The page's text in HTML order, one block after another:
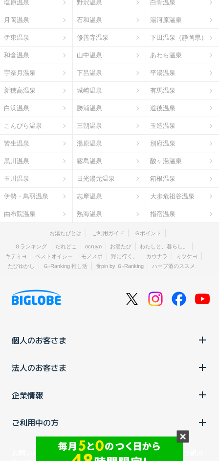
塩原温泉 野沢温泉 白骨温泉
月岡温泉 石和温泉 湯河原温泉
伊東温泉 修善寺温泉 下田温泉（静岡県）
和倉温泉 山中温泉 あわら温泉
宇奈月温泉 下呂温泉 平湯温泉
新穂高温泉 城崎温泉 有馬温泉
白浜温泉 勝浦温泉 道後温泉
こんぴら温泉 三朝温泉 玉造温泉
皆生温泉 湯原温泉 別府温泉
黒川温泉 霧島温泉 酸ヶ湯温泉
玉川温泉 日光湯元温泉 箱根温泉
伊勢・鳥羽温泉 志摩温泉 大歩危祖谷温泉
由布院温泉 熱海温泉 指宿温泉
お湯たびとは ご利用ガイド Ｇポイント
Ｇランキング だれどこ ocruyo お湯たび
わたしと、暮らし。
キテミヨ
ベストオイシー モノスポ 野に行く。 カウナラ
ミツケヨ
たびゆかし
Ｇ-Ranking 推し活 食pin by Ｇ-Ranking ハーブ酒のススメ
個人のお客さま
法人のお客さま
企業情報
ご利用中の方
消費税の表示ウェブアクセシビリティの取り組み